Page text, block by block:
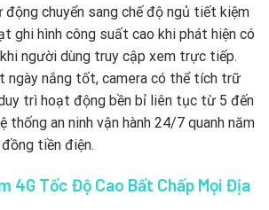
động chuyển sang chế độ ngủ tiết kiệm
ghi hình công suất cao khi phát hiện có
người dùng truy cập xem trực tiếp.
ngày nắng tốt, camera có thể tích trữ
trì hoạt động bền bỉ liên tục từ 5 đến
thống an ninh vận hành 24/7 quanh năm
tiền điện.
4G Tốc Độ Cao Bất Chấp Mọi Địa